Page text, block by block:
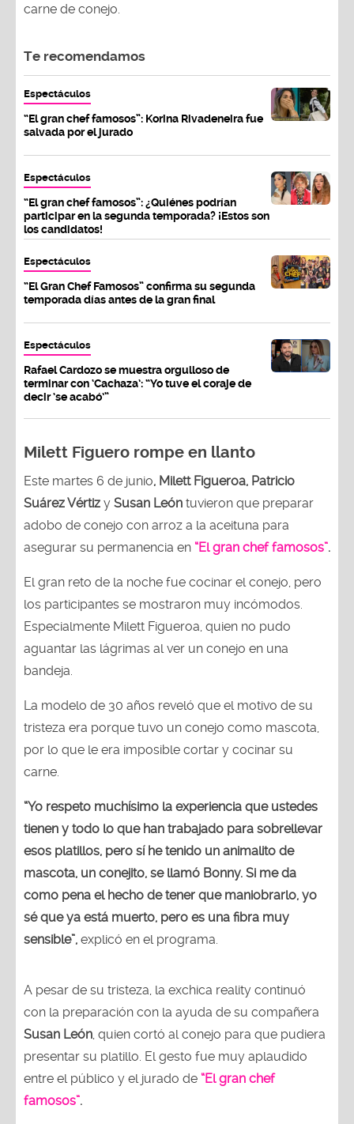
carne de conejo.
Te recomendamos
Espectáculos
“El gran chef famosos”: Korina Rivadeneira fue
salvada por el jurado
Espectáculos
“El gran chef famosos”: ¿Quiénes podrían
participar en la segunda temporada? ¡Estos son
los candidatos!
Espectáculos
“El Gran Chef Famosos” confirma su segunda
temporada días antes de la gran final
Espectáculos
Rafael Cardozo se muestra orgulloso de
terminar con ‘Cachaza’: “Yo tuve el coraje de
decir ‘se acabó’”
Milett Figuero rompe en llanto
Este martes 6 de junio, Milett Figueroa, Patricio
Suárez Vértiz y Susan León tuvieron que preparar
adobo de conejo con arroz a la aceituna para
asegurar su permanencia en “El gran chef famosos”.
El gran reto de la noche fue cocinar el conejo, pero
los participantes se mostraron muy incómodos.
Especialmente Milett Figueroa, quien no pudo
aguantar las lágrimas al ver un conejo en una
bandeja.
La modelo de 30 años reveló que el motivo de su
tristeza era porque tuvo un conejo como mascota,
por lo que le era imposible cortar y cocinar su
carne.
“Yo respeto muchísimo la experiencia que ustedes
tienen y todo lo que han trabajado para sobrellevar
esos platillos, pero sí he tenido un animalito de
mascota, un conejito, se llamó Bonny. Si me da
como pena el hecho de tener que maniobrarlo, yo
sé que ya está muerto, pero es una fibra muy
sensible”, explicó en el programa.
A pesar de su tristeza, la exchica reality continuó
con la preparación con la ayuda de su compañera
Susan León , quien cortó al conejo para que pudiera
presentar su platillo. El gesto fue muy aplaudido
entre el público y el jurado de “El gran chef
famosos”.